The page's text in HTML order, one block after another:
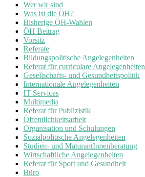
Wer wir sind
Was ist die ÖH?
Bisherige ÖH-Wahlen
ÖH Beitrag
Vorsitz
Referate
Bildungspolitische Angelegenheiten
Referat für curriculare Angelegenheiten
Gesellschafts- und Gesundheitspolitik
Internationale Angelegenheiten
IT-Services
Multimedia
Referat für Publizistik
Öffentlichkeitsarbeit
Organisation und Schulungen
Sozialpolitische Angelegenheiten
Studien- und MaturantInnenberatung
Wirtschaftliche Angelegenheiten
Referat für Sport und Gesundheit
Büro